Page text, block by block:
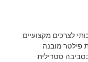
לצרכים מקצועיים
פילטר מובנה
סטרילית